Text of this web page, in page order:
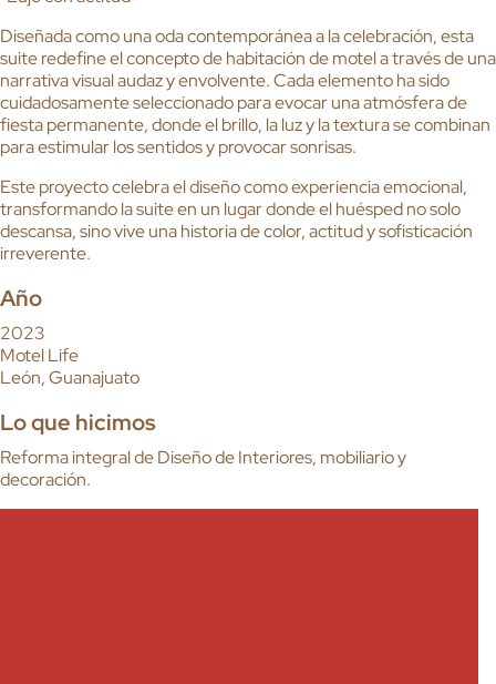
Diseñada como una oda contemporánea a la celebración, esta
suite redefine el concepto de habitación de motel a través de una
narrativa visual audaz y envolvente. Cada elemento ha sido
cuidadosamente seleccionado para evocar una atmósfera de
fiesta permanente, donde el brillo, la luz y la textura se combinan
para estimular los sentidos y provocar sonrisas.
Este proyecto celebra el diseño como experiencia emocional,
transformando la suite en un lugar donde el huésped no solo
descansa, sino vive una historia de color, actitud y sofisticación
irreverente.
Año
2023
Motel Life
León, Guanajuato
Lo que hicimos
Reforma integral de Diseño de Interiores, mobiliario y
decoración.